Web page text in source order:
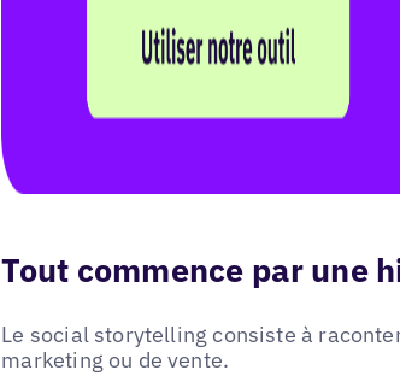
Tout commence par une
Le social storytelling consiste à
marketing ou de vente.